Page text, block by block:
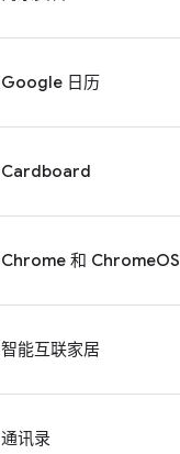
Google 日历
Cardboard
Chrome 和 ChromeOS
智能互联家居
通讯录